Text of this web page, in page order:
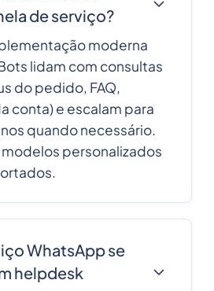
de serviço?
moderna
lidam com consultas
do pedido, FAQ,
conta) e escalam para
quando necessário.
modelos personalizados
WhatsApp se
helpdesk